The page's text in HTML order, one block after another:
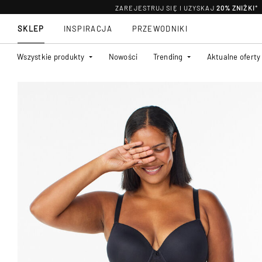
ZAREJESTRUJ SIĘ I UZYSKAJ 20% ZNIŻKI*
SKLEP
Wszystkie produkty Nowości Trending Aktualne oferty
INSPIRACJA PRZEWODNIKI